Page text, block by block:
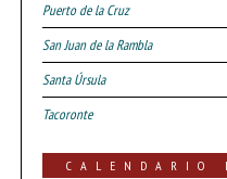
Puerto de la Cruz
San Juan de la Rambla
Santa Úrsula
Tacoronte
CALENDARIO